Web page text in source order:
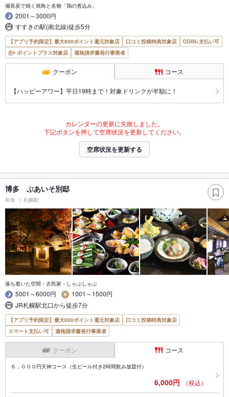
備長炭で焼く焼鳥と名物「鶏の煮込み」
2001～3000円
すすきの駅(南北線)徒歩5分
【アプリ予約限定】最大800ポイント還元対象店 口コミ投稿特典対象店
COIN+支払い可
ポイントプラス対象店
適格請求書発行事業者
クーポン コース
【ハッピーアワー】平日19時まで！対象ドリンクが半額に！
カレンダーの更新に失敗しました。
下記ボタンを押して空席状況を更新してください。
空席状況を更新する
博多 ぶあいそ別邸
和食 札幌駅
落ち着いた空間・古民家・しゃぶしゃぶ
5001～6000円
1001～1500円
JR札幌駅北口から徒歩7分
【アプリ予約限定】最大800ポイント還元対象店
口コミ投稿特典対象店
スマート支払い可
適格請求書発行事業者
クーポン コース
６，０００円天神コース（生ビール付き2時間飲み放題付）
6,000円 （税込）